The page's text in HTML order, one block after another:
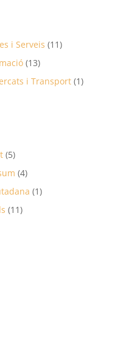
i Serveis (11)
(13)
i Transport(1)
(5)
(4)
(1)
(11)